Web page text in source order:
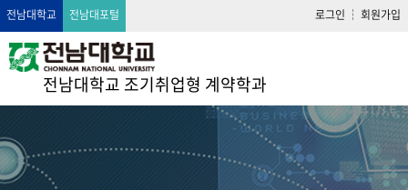
전남대학교 전남대포털 로그인 회원가입
전남대학교 조기취업형 계약학과